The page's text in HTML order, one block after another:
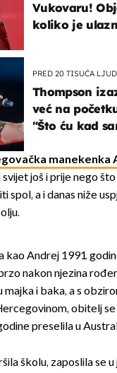
Vukovaru!
koliko je
PRED 20 TISUĆA
Thompson
već na
"Što ću kad
manekenka
još i prije nego
spol, a i danas niže
kao Andrej 1991.
nakon njezina
majka i baka, a s
obitelj
preselila u
školu, zaposlila se